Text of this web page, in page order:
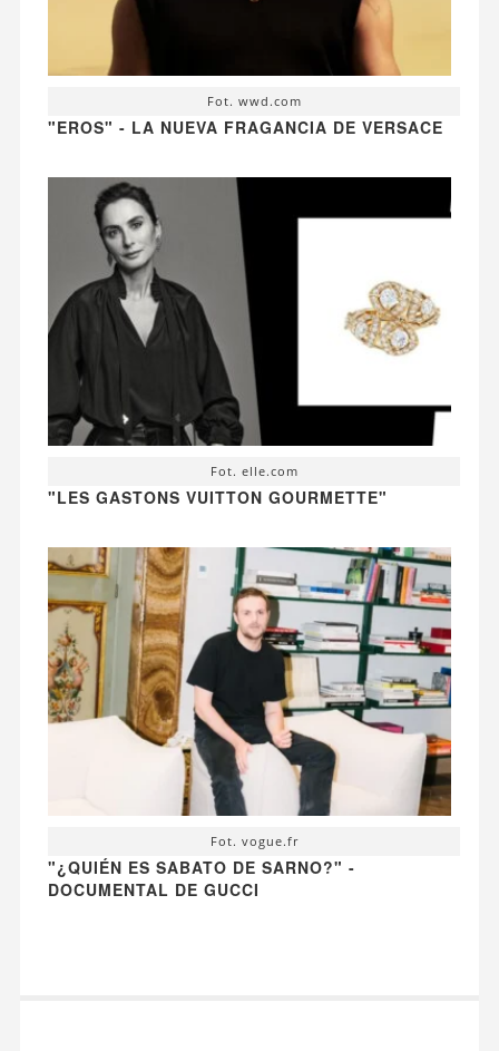
Fot. wwd.com
"EROS" - LA NUEVA FRAGANCIA DE VERSACE
Fot. elle.com
"LES GASTONS VUITTON GOURMETTE"
Fot. vogue.fr
"¿QUIÉN ES SABATO DE SARNO?" -
DOCUMENTAL DE GUCCI